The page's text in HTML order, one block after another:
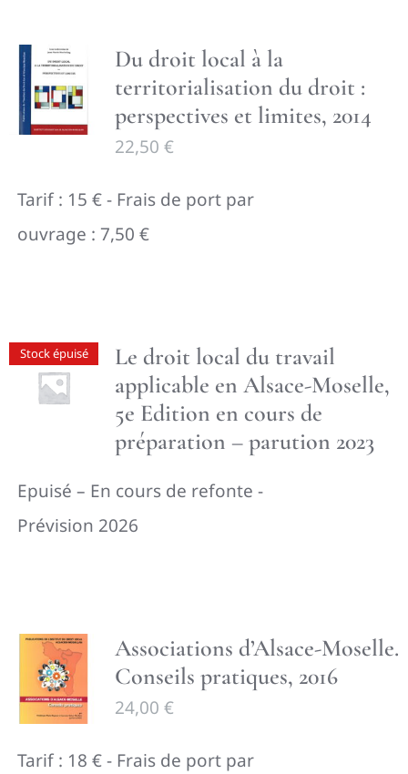
Du droit local à la
territorialisation du droit :
perspectives et limites, 2014
22,50 €
Tarif : 15 € - Frais de port par
ouvrage : 7,50 €
Stock épuisé
Le droit local du travail
applicable en Alsace-Moselle,
5e Edition en cours de
préparation – parution 2023
Epuisé – En cours de refonte -
Prévision 2026
Associations d’Alsace-Moselle.
Conseils pratiques, 2016
24,00 €
Tarif : 18 € - Frais de port par